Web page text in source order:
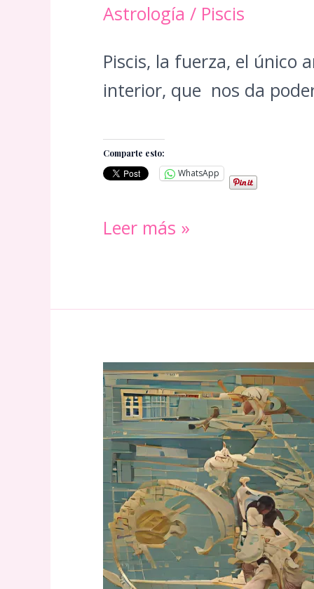
Astrología / Piscis
Piscis, la fuerza, el único
interior, que nos da
Comparte esto:
WhatsApp
PISCIS
OCTUBRE
Leer más »